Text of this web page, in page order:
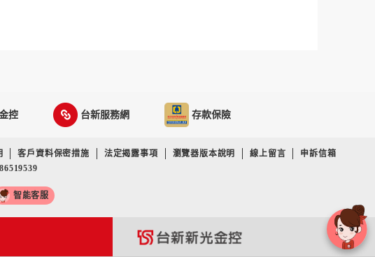
控 台新服務網 存款保險
客戶資料保密措施 法定揭露事項 瀏覽器版本說明 線上留言
申訴信箱
智能客服